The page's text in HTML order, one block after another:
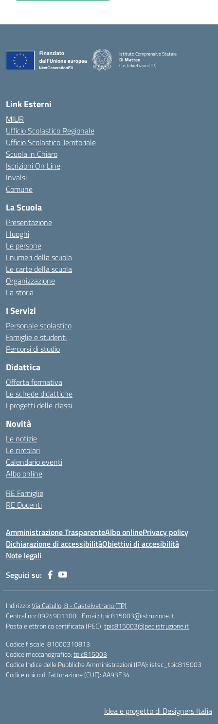
Istituto Comprensivo Statale
Di Matteo
Castelvetrano (TP)
Link Esterni
MIUR
Ufficio Scolastico Regionale
Ufficio Scolastico Territoriale
Scuola in Chiaro
Iscrizioni On Line
Invalsi
Comune
La Scuola
Presentazione
I luoghi
Le persone
I numeri della scuola
Le carte della scuola
Organizzazione
La storia
I Servizi
Personale scolastico
Famiglie e studenti
Percorsi di studio
Didattica
Offerta formativa
Le schede didattiche
I progetti delle classi
Novità
Le notizie
Le circolari
Calendario eventi
Albo online
RE Famiglie
RE Docenti
Amministrazione TrasparenteAlbo onlinePrivacy policy
Dichiarazione di accessibilitàObiettivi di accesibilità
Note legali
Seguici su:
Indirizzo:Via Catullo, 8 - Castelvetrano (TP)
Centralino:0924901100 Email:tpic815003@istruzione.it
Posta elettronica certificata (PEC):tpic815003@pec.istruzione.it
Codice fiscale: 81000310813
Codice meccanografico:tpic815003
Codice Indice delle Pubbliche Amministrazioni (IPA): istsc_tpic815003
Codice unico di fatturazione (CUF): AA93E34
Idea e progetto di Designers Italia